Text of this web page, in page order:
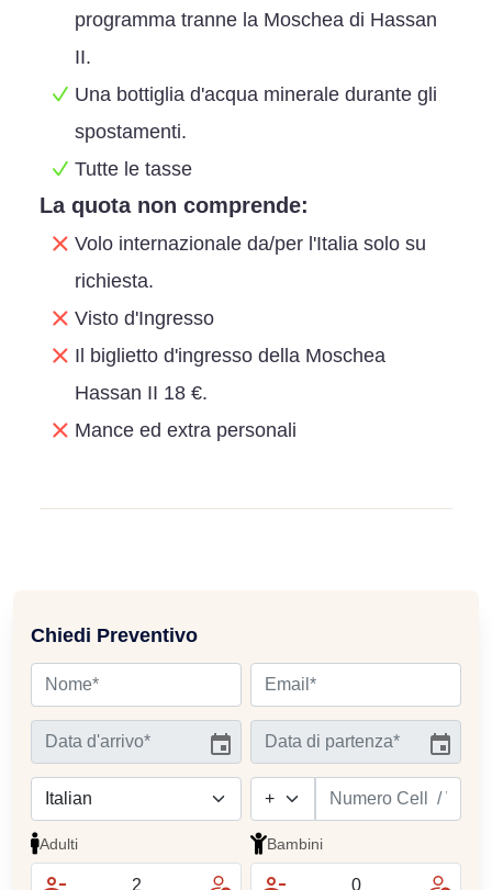
programma tranne la Moschea di Hassan
II.
Una bottiglia d'acqua minerale durante gli
spostamenti.
Tutte le tasse
La quota non comprende:
Volo internazionale da/per l'Italia solo su
richiesta.
Visto d'Ingresso
Il biglietto d'ingresso della Moschea
Hassan II 18 €.
Mance ed extra personali
Chiedi Preventivo
Adulti Bambini